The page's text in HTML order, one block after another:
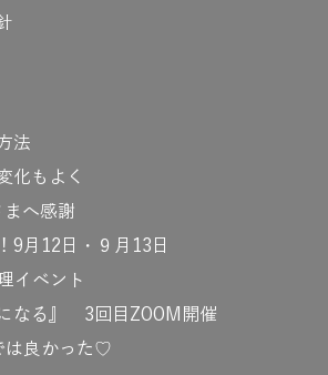
法
化もよく
まへ感謝
9月12日・９月13日
イベント
なる』 3回目ZOOM開催
は良かった♡